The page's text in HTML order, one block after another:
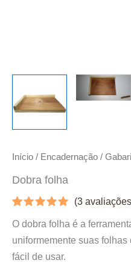
Início / Encadernação /
Dobra folha
como5.00
de 5, com
baseado
em
(3
O dobra folha é a
uniformemente suas
fácil de usar.